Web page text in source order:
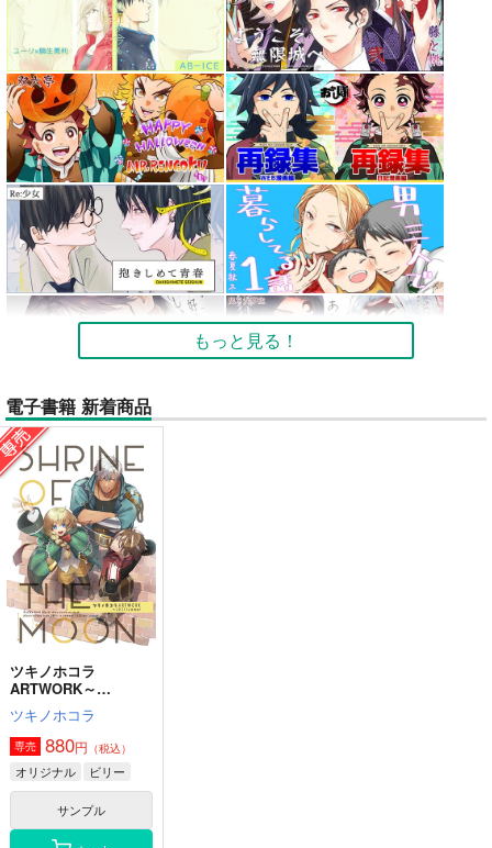
もっと見る！
電子書籍 新着商品
ツキノホコラ
ARTWORK～
2023Summer
ツキノホコラ
専売 880円 （税込）
オリジナル ビリー
サンプル